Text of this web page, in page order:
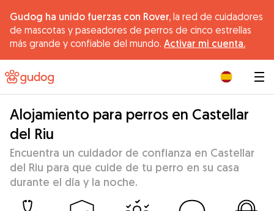
Gudog ha unido fuerzas con Rover, la red de cuidadores
de mascotas y paseadores de perros de cinco estrellas
más grande y confiable del mundo. Activar mi cuenta.
Alojamiento para perros en Castellar
del Riu
Encuentra un cuidador de confianza en Castellar
del Riu para que cuide de tu perro en su casa
durante el día y la noche.